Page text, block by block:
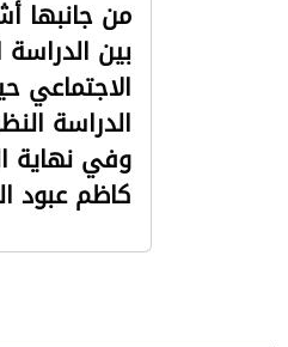
من جانبها
بين
الاجتماعي
الدراسة
وفي نهاية
كاظم عبود